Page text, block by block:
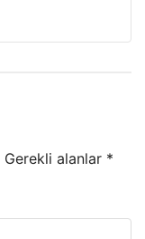
Gerekli alanlar *